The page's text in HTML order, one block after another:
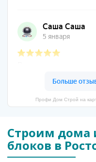
Профи Дом Строй на
Строим дома
блоков в